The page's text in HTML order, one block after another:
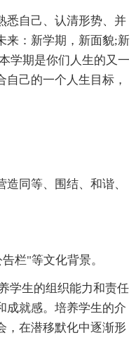
悉自己、认清形势、并
来：新学期，新面貌;新
学期是你们人生的又一
己的一个人生目标，
同等、围结、和谐、
栏"等文化背景。
学生的组织能力和责任
成就感。培养学生的介
，在潜移默化中逐渐形